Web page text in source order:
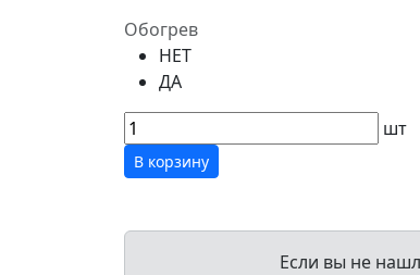
Обогрев
НЕТ
ДА
шт
В корзину
Если вы не